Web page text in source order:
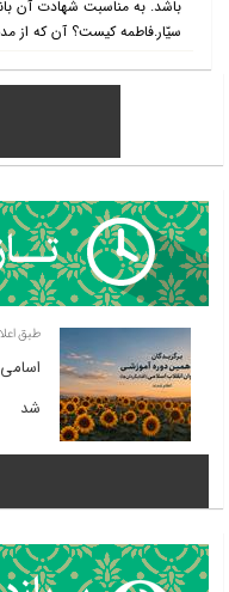
باشد. به مناسبت شهادت آن
سیّار.فاطمه کیست؟ آن که از
طبق
شد